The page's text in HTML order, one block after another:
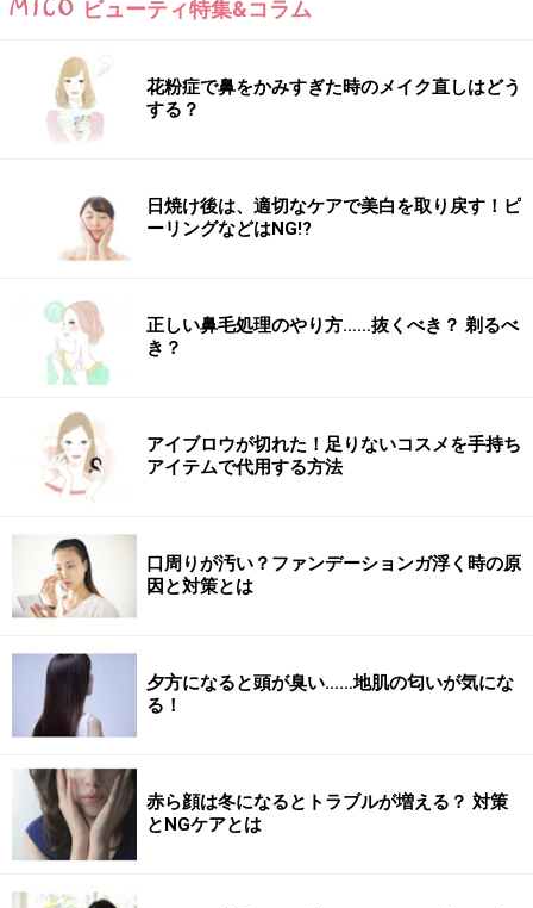
まわりや耳後ろの後れ毛。スパイラル巻きにすることで
スタイルに動きが生まれ、華やかさがアップします。今
にも崩れそうに見えて、実は安定感のあるアレンジで
す。
カジュアルに浴衣を着たい人にオススメ
使用したヘアアクセサリー
動きのあるアレンジを活かし、ヘアアクセはシンプル
に。ゴールドの輝きが上品な細身のバレッタは、オフィ
スでも活躍する万能デザイン。浴衣にあえて普段使いの
ヘアアクセを合わせることで、こなれた雰囲気に仕上げ
ます。
シンプルなゴールドのヘアアクセ
浴衣×帯の合わせ方
軽やかに踊るバレリーナのシルエットが印象的な浴衣
は、抜群の女子ウケをお約束。遊び心のある浴衣には、
猫が隠れたドット柄の帯を合わせて、キッチュに着こな
します。帯裏面のターコイズブルーで引き締まるので、
帯留めはシンプルに。
ビューティ特集&コラム
花粉症で鼻をかみすぎた時のメイク直しはどう
する？
日焼け後は、適切なケアで美白を取り戻す！ピ
ーリングなどはNG!?
正しい鼻毛処理のやり方……抜くべき？ 剃るべ
き？
アイブロウが切れた！足りないコスメを手持ち
アイテムで代用する方法
口周りが汚い？ファンデーションガ浮く時の原
因と対策とは
夕方になると頭が臭い……地肌の匂いが気にな
る！
赤ら顔は冬になるとトラブルが増える？ 対策
とNGケアとは